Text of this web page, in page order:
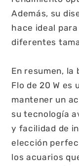
Además, su
hace ideal
diferentes
En resumen, la
Flo de 20 W es
mantener un
su tecnología
y facilidad de
elección
los acuarios